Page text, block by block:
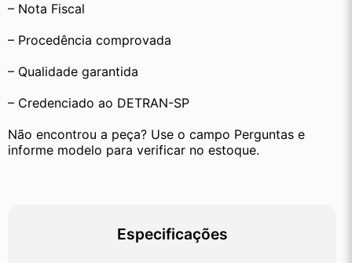
– Nota Fiscal
– Procedência comprovada
– Qualidade garantida
– Credenciado ao DETRAN-SP
Não encontrou a peça? Use o campo Perguntas e
informe modelo para verificar no estoque.
Especificações